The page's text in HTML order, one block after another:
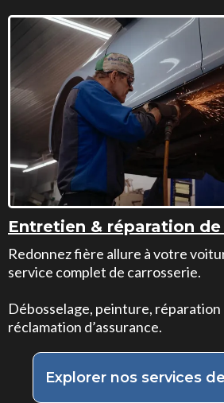
Entretien & réparation
Redonnez fière allure à votre
service complet de carrosserie.
Débosselage, peinture, réparation
réclamation d’assurance.
Explorer nos services